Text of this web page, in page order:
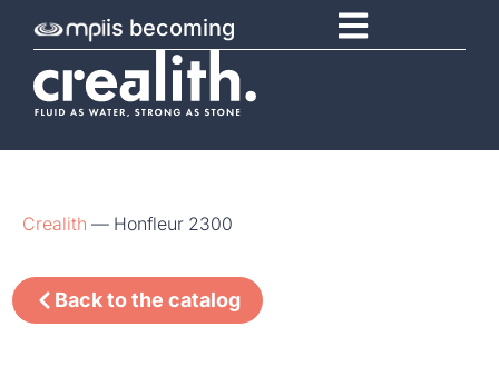
is becoming
Crealith — Honfleur 2300
Back to the catalog